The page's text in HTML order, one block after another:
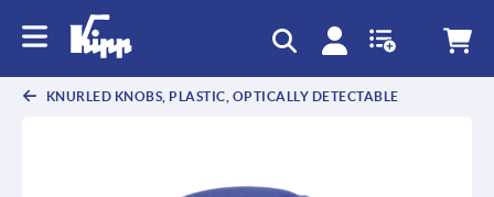
KNURLED KNOBS, PLASTIC, OPTICALLY DETECTABLE